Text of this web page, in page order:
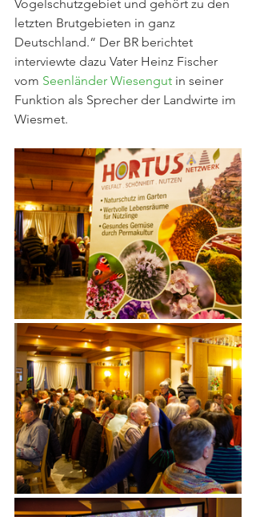
Vogelschutzgebiet und gehört zu den
letzten Brutgebieten in ganz
Deutschland.“ Der BR berichtet
interviewte dazu Vater Heinz Fischer
vom Seenländer Wiesengut in seiner
Funktion als Sprecher der Landwirte im
Wiesmet.